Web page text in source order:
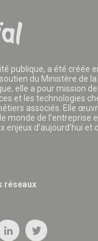
publique, a été créée
du Ministère de la
elle a pour mission de
et les technologies
associés. Elle
monde de l’entreprise
enjeux d’aujourd’hui et
réseaux